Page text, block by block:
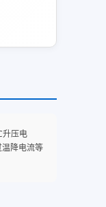
升压电
降电流等